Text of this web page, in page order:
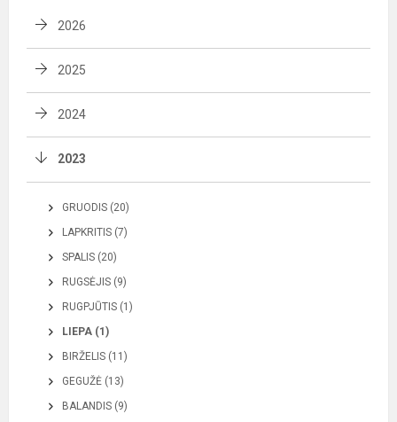
2026
2025
2024
2023
GRUODIS (20)
LAPKRITIS (7)
SPALIS (20)
RUGSĖJIS (9)
RUGPJŪTIS (1)
LIEPA (1)
BIRŽELIS (11)
GEGUŽĖ (13)
BALANDIS (9)